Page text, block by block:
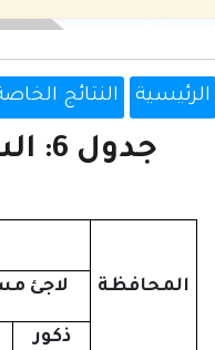
الرئيسية النتائج
جدول 6: السكان حسب المحافظة والجنس وحالة اللجوء
المحافظة لاجئ
ذكور